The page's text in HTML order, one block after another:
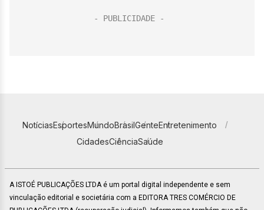
NotíciasEsportesMundoBrasilGenteEntretenimento
CidadesCiênciaSaúde
A ISTOÉ PUBLICAÇÕES LTDA é um portal digital independente e sem
vinculação editorial e societária com a EDITORA TRES COMÉRCIO DE